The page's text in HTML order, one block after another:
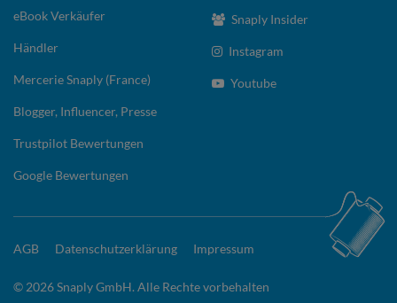
eBook Verkäufer
Händler
Mercerie Snaply (France)
Blogger, Influencer, Presse
Trustpilot Bewertungen
Google Bewertungen
Snaply Insider
Instagram
Youtube
AGB Datenschutzerklärung Impressum
© 2026 Snaply GmbH. Alle Rechte vorbehalten